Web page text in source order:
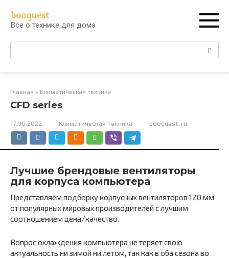
контенту
booquest
Все о технике для дома
Поиск:
Главная » Климатическая техника
CFD series
17.06.2022 Климатическая техника booquest_ru
Лучшие брендовые вентиляторы
для корпуса компьютера
Представляем подборку корпусных вентиляторов 120 мм
от популярных мировых производителей с лучшим
соотношением цена/качество.
Вопрос охлаждения компьютера не теряет свою
актуальность ни зимой ни летом, так как в оба сезона во